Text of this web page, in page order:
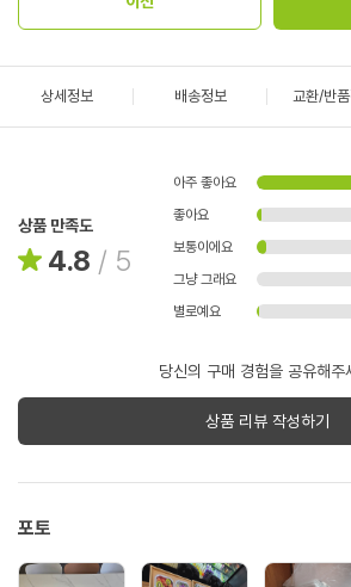
상세정보 배송정보 교환/반
상품 만족도
4.8 / 5
아주 좋아요
좋아요
보통이에요
그냥 그래요
별로예요
당신의 구매 경험을 공유해주
상품 리뷰 작성하기
포토